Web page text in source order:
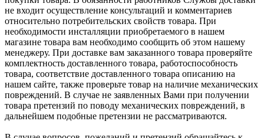
не входит осуществление консультаций и комментариев
относительно потребительских свойств товара. При
необходимости инсталляции приобретаемого в нашем
магазине товара вам необходимо сообщить об этом нашему
менеджеру. При доставке вам заказанного товара проверяйте
комплектность доставленного товара, работоспособность
товара, соответствие доставленного товара описанию на
нашем сайте, также проверьте товар на наличие механических
повреждений. В случае не заявленных Вами при получении
товара претензий по поводу механических повреждений, в
дальнейшем подобные претензии не рассматриваются.